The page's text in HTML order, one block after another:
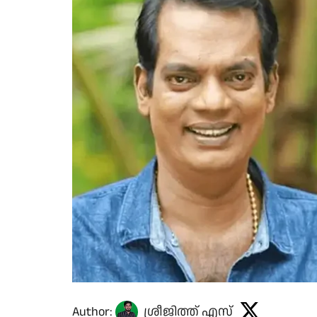
Author: ശ്രീജിത്ത് എസ്